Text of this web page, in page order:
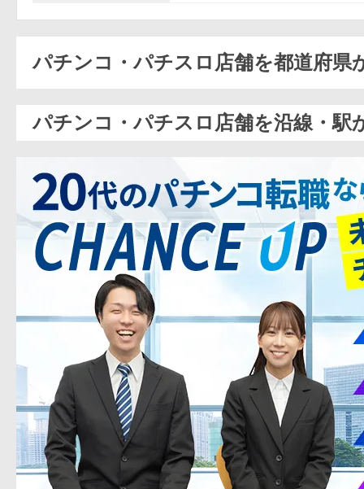
パチンコ・パチスロ店舗を都道府県
パチンコ・パチスロ店舗を沿線・駅